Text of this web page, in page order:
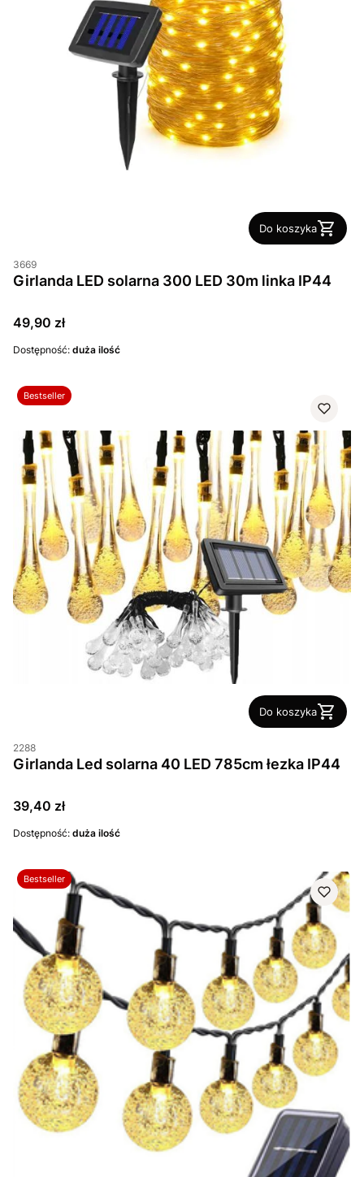
Do koszyka
3669
Girlanda LED solarna 300 LED 30m linka IP44
Cena
49,90 zł
Dostępność: duża ilość
Bestseller
Do koszyka
2288
Girlanda Led solarna 40 LED 785cm łezka IP44
Cena
39,40 zł
Dostępność: duża ilość
Bestseller